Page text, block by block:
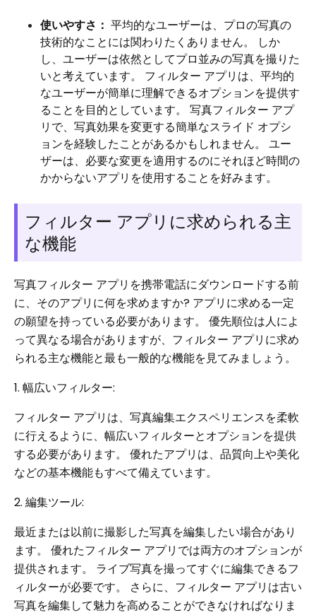
使いやすさ： 平均的なユーザーは、プロの写真の
技術的なことには関わりたくありません。 しか
し、ユーザーは依然としてプロ並みの写真を撮りた
いと考えています。 フィルター アプリは、平均的
なユーザーが簡単に理解できるオプションを提供す
ることを目的としています。 写真フィルター アプ
リで、写真効果を変更する簡単なスライド オプシ
ョンを経験したことがあるかもしれません。 ユー
ザーは、必要な変更を適用するのにそれほど時間の
かからないアプリを使用することを好みます。
フィルター アプリに求められる主
な機能
写真フィルター アプリを携帯電話にダウンロードする前
に、そのアプリに何を求めますか? アプリに求める一定
の願望を持っている必要があります。 優先順位は人によ
って異なる場合がありますが、フィルター アプリに求め
られる主な機能と最も一般的な機能を見てみましょう。
1. 幅広いフィルター:
フィルター アプリは、写真編集エクスペリエンスを柔軟
に行えるように、幅広いフィルターとオプションを提供
する必要があります。 優れたアプリは、品質向上や美化
などの基本機能もすべて備えています。
2. 編集ツール:
最近または以前に撮影した写真を編集したい場合があり
ます。 優れたフィルター アプリでは両方のオプションが
提供されます。 ライブ写真を撮ってすぐに編集できるフ
ィルターが必要です。 さらに、フィルター アプリは古い
写真を編集して魅力を高めることができなければなりま